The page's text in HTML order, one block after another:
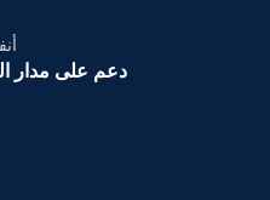
دعم على مدار